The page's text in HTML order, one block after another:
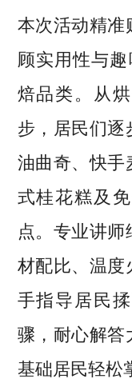
本次活动精准
顾实用性与
焙品类。从
步，居民们逐
油曲奇、快手
式桂花糕及
点。专业讲
材配比、温度
手指导居民
骤，耐心解答
基础居民轻松